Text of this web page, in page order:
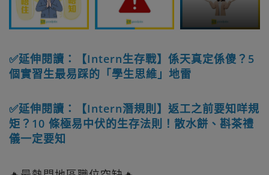
✅延伸閱讀：【Intern生存戰】係天真定係傻？5
個實習生最易踩的「學生思維」地雷
✅延伸閱讀：【Intern潛規則】返工之前要知咩規
矩？10 條極易中伏的生存法則！散水餅、斟茶禮
儀一定要知